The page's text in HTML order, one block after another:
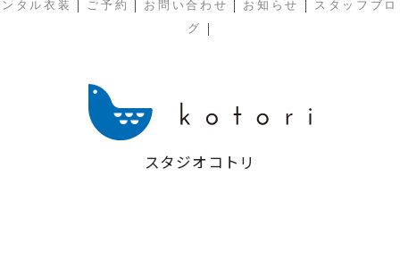
ンタル衣装
| ご予約 | お問い合わせ | お知らせ |
スタッフブロ
グ
|
スタジオコトリ